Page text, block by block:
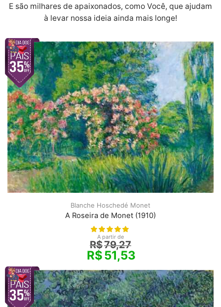
E são milhares de apaixonados, como Você, que ajudam
à levar nossa ideia ainda mais longe!
Blanche Hoschedé Monet
A Roseira de Monet (1910)
A partir de
R$79,27
R$51,53